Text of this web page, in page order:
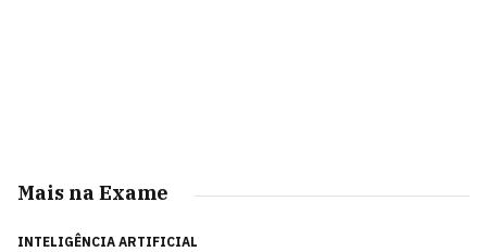
Mais na Exame
INTELIGÊNCIA ARTIFICIAL